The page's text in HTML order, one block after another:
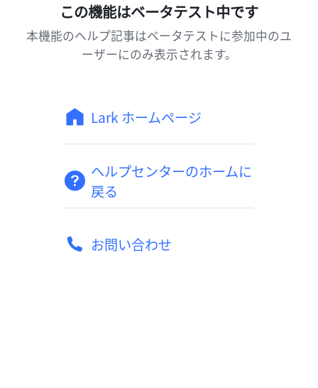
この機能はベータテスト中です
本機能のヘルプ記事はベータテストに参加中のユ
ーザーにのみ表示されます。
Lark ホームページ
ヘルプセンターのホームに
戻る
お問い合わせ